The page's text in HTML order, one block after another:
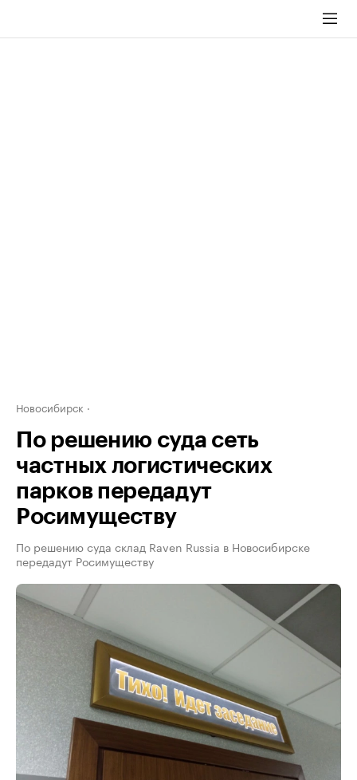
Новосибирск
По решению суда сеть
частных логистических
парков передадут
Росимуществу
По решению суда склад Raven Russia в Новосибирске
передадут Росимуществу